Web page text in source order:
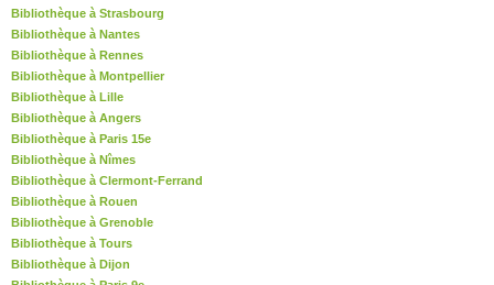
Bibliothèque à Strasbourg
Bibliothèque à Nantes
Bibliothèque à Rennes
Bibliothèque à Montpellier
Bibliothèque à Lille
Bibliothèque à Angers
Bibliothèque à Paris 15e
Bibliothèque à Nîmes
Bibliothèque à Clermont-Ferrand
Bibliothèque à Rouen
Bibliothèque à Grenoble
Bibliothèque à Tours
Bibliothèque à Dijon